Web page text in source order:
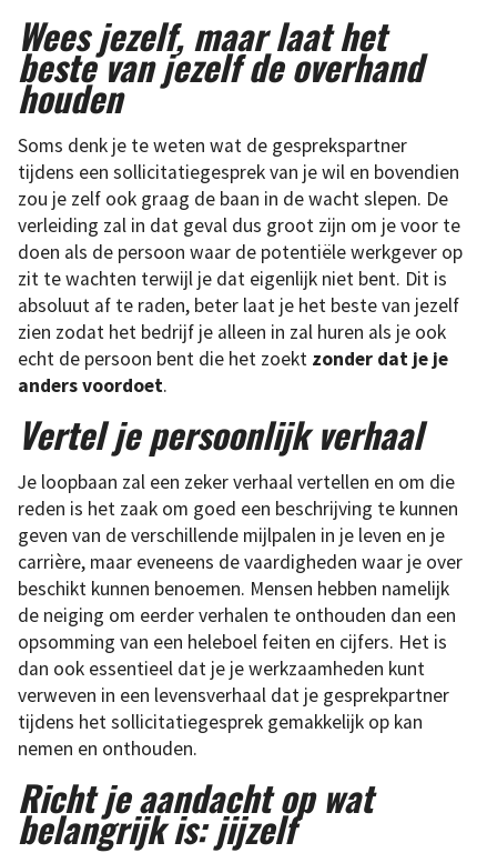
Wees jezelf, maar laat het
beste van jezelf de overhand
houden
Soms denk je te weten wat de gesprekspartner
tijdens een sollicitatiegesprek van je wil en bovendien
zou je zelf ook graag de baan in de wacht slepen. De
verleiding zal in dat geval dus groot zijn om je voor te
doen als de persoon waar de potentiële werkgever op
zit te wachten terwijl je dat eigenlijk niet bent. Dit is
absoluut af te raden, beter laat je het beste van jezelf
zien zodat het bedrijf je alleen in zal huren als je ook
echt de persoon bent die het zoekt zonder dat je je
anders voordoet.
Vertel je persoonlijk verhaal
Je loopbaan zal een zeker verhaal vertellen en om die
reden is het zaak om goed een beschrijving te kunnen
geven van de verschillende mijlpalen in je leven en je
carrière, maar eveneens de vaardigheden waar je over
beschikt kunnen benoemen. Mensen hebben namelijk
de neiging om eerder verhalen te onthouden dan een
opsomming van een heleboel feiten en cijfers. Het is
dan ook essentieel dat je je werkzaamheden kunt
verweven in een levensverhaal dat je gesprekpartner
tijdens het sollicitatiegesprek gemakkelijk op kan
nemen en onthouden.
Richt je aandacht op wat
belangrijk is: jijzelf